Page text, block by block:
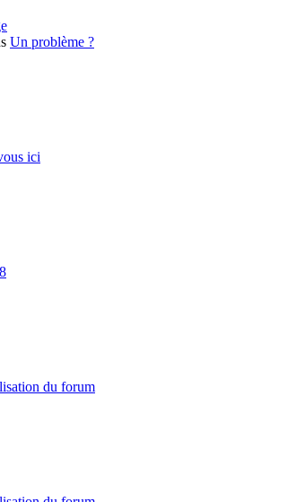
Un problème ?
ici
du forum